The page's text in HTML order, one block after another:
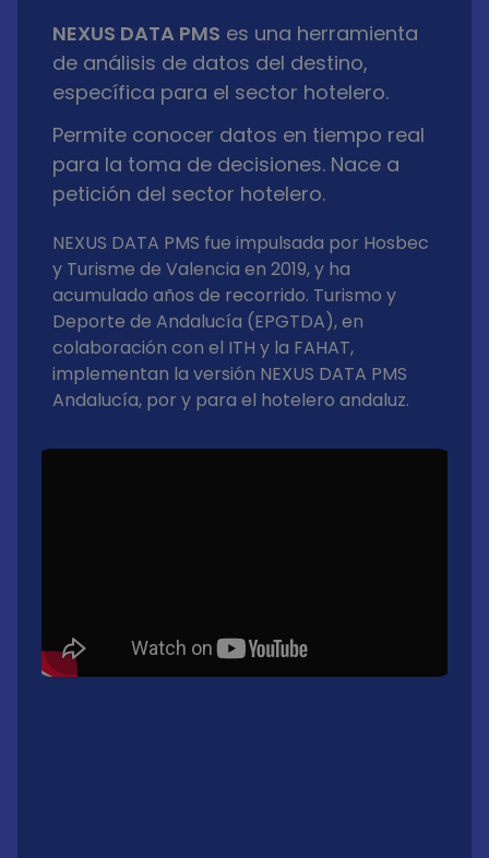
NEXUS DATA PMS es una herramienta
de análisis de datos del destino,
específica para el sector hotelero.
Permite conocer datos en tiempo real
para la toma de decisiones. Nace a
petición del sector hotelero.
NEXUS DATA PMS fue impulsada por Hosbec
y Turisme de Valencia en 2019, y ha
acumulado años de recorrido. Turismo y
Deporte de Andalucía (EPGTDA), en
colaboración con el ITH y la FAHAT,
implementan la versión NEXUS DATA PMS
Andalucía, por y para el hotelero andaluz.